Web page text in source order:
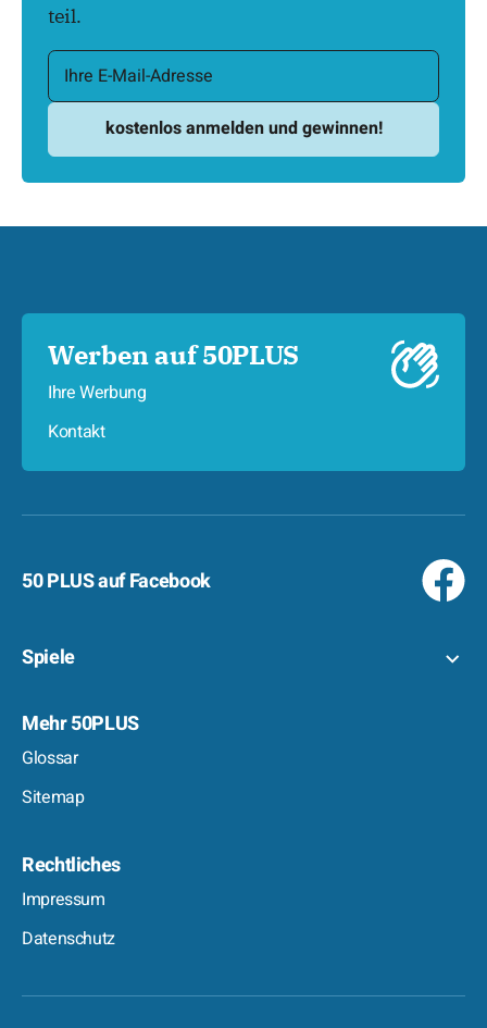
teil.
Werben auf 50PLUS
Ihre Werbung
Kontakt
50 PLUS auf Facebook
Spiele
Mehr 50PLUS
Glossar
Sitemap
Rechtliches
Impressum
Datenschutz